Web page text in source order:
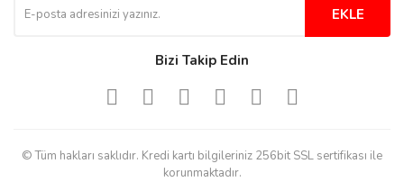
derecede beğendim
Kolay ve hizli alisveris
EKLE
Bizi Takip Edin
© Tüm hakları saklıdır. Kredi kartı bilgileriniz 256bit SSL sertifikası ile
korunmaktadır.